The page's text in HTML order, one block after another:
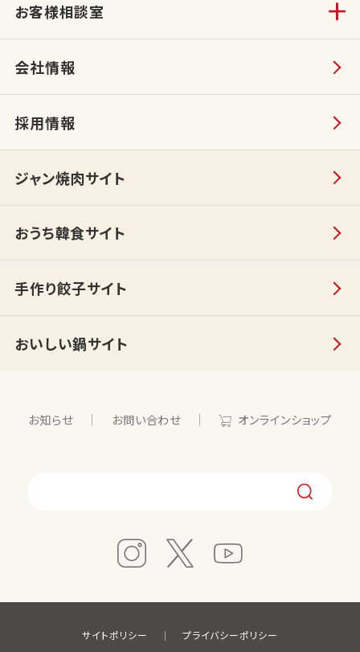
お客様相談室
会社情報
採用情報
ジャン焼肉サイト
おうち韓食サイト
手作り餃子サイト
おいしい鍋サイト
お知らせ お問い合わせ オンラインショップ
サイトポリシー プライバシーポリシー